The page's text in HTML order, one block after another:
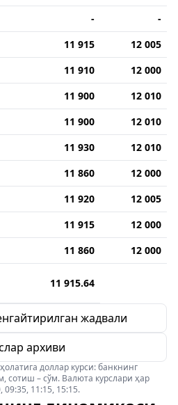
-
-
11 915
12 005
11 910
12 000
11 900
12 010
11 900
12 010
11 930
12 010
11 860
12 000
11 920
12 005
11 915
12 000
11 860
12 000
11 915.64
жадвали
архиви
доллар курси: банкнинг
сотиш – сўм. Валюта курслари ҳар
09:35, 11:15, 15:15.